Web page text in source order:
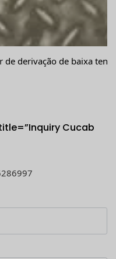
de derivação de baixa
Cucab